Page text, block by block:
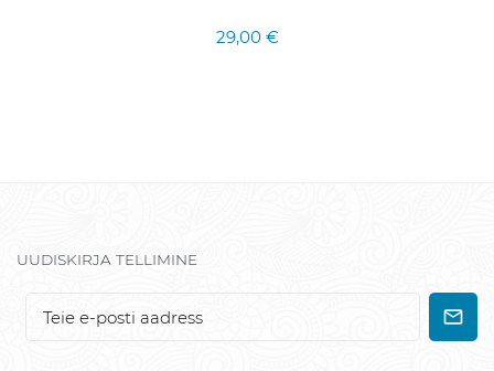
29,00 €
UUDISKIRJA TELLIMINE